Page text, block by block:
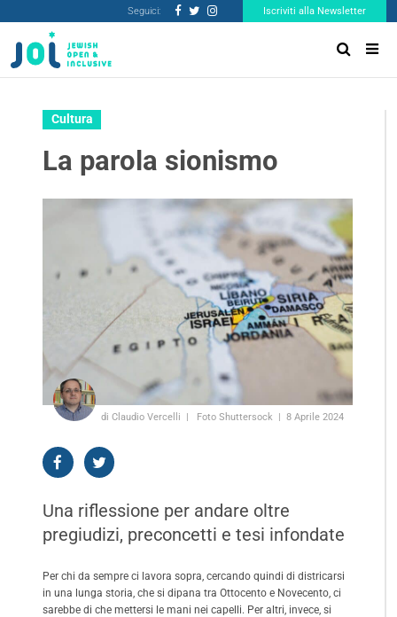
Seguici: Iscriviti alla Newsletter
Cultura
La parola sionismo
di Claudio Vercelli Foto Shuttersock 8 Aprile 2024
Una riflessione per andare oltre
pregiudizi, preconcetti e tesi infondate
Per chi da sempre ci lavora sopra, cercando quindi di districarsi
in una lunga storia, che si dipana tra Ottocento e Novecento, ci
sarebbe di che mettersi le mani nei capelli. Per altri, invece, si